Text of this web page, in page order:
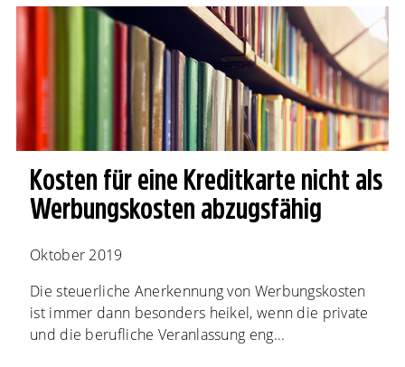
Kosten für eine Kreditkarte nicht als
Werbungskosten abzugsfähig
Oktober 2019
Die steuerliche Anerkennung von Werbungskosten
ist immer dann besonders heikel, wenn die private
und die berufliche Veranlassung eng...